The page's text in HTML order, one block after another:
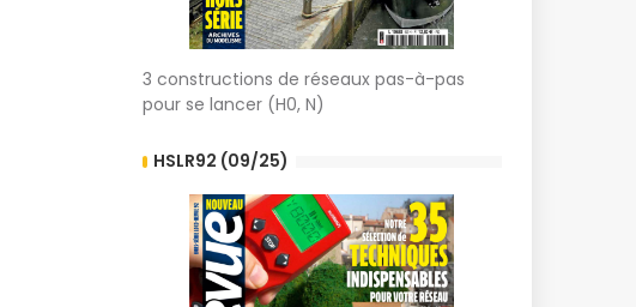
3 constructions de réseaux pas-à-pas
pour se lancer (H0, N)
HSLR92 (09/25)